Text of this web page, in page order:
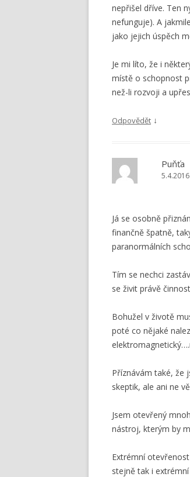
nepřišel dříve. Ten
nefunguje). A
jako jejich úspěch
Je mi líto, že i
místě o schopnost
než-li rozvoji a
Odpovědět ↓
Puňťa
Já se osobně
finančně špatně,
paranormálních
Tím se nechci
se živit právě
Bohužel v životě
poté co nějaké
Příznávám také, že
skeptik, ale ani ne
Jsem otevřený
nástroj, kterým by
Extrémní
stejně tak i